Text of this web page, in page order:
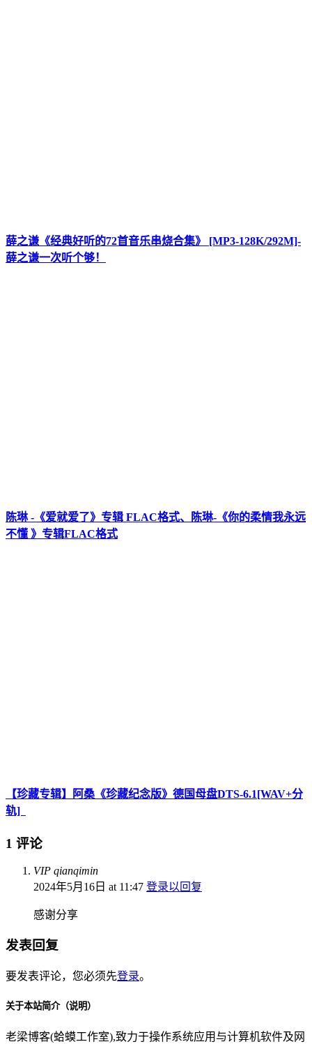
薛之谦《经典好听的72首音乐串烧合集》 [MP3-128K/292M]-
薛之谦一次听个够！
陈琳 -《爱就爱了》专辑 FLAC格式、陈琳-《你的柔情我永远
不懂 》专辑FLAC格式
【珍藏专辑】阿桑《珍藏纪念版》德国母盘DTS-6.1[WAV+分
轨]
1 评论
VIP qianqimin
2024年5月16日 at 11:47 登录以回复
感谢分享
发表回复
要发表评论，您必须先登录。
关于本站简介（说明）
老梁博客(蛤蟆工作室),致力于操作系统应用与计算机软件及网